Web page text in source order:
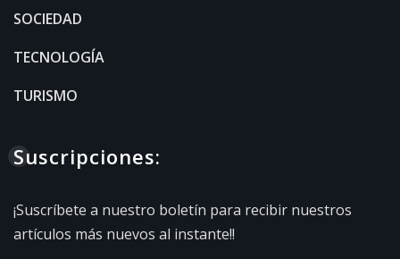
SOCIEDAD
TECNOLOGÍA
TURISMO
Suscripciones:
¡Suscríbete a nuestro boletín para recibir nuestros
artículos más nuevos al instante!!